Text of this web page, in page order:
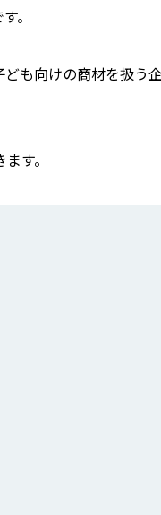
。
も向けの商材を扱う
す。